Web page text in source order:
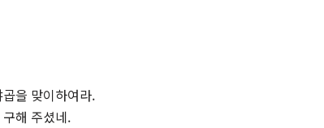
을 맞이하여라.
해 주셨네.